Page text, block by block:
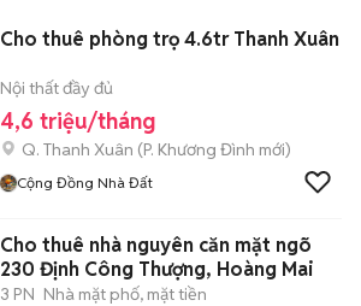
Cho thuê phòng trọ 4.6tr Thanh Xuân
Nội thất đầy đủ
4,6 triệu/tháng
Q. Thanh Xuân (P. Khương Đình mới)
Cộng Đồng Nhà Đất
Cho thuê nhà nguyên căn mặt ngõ
230 Định Công Thượng, Hoàng Mai
3 PN Nhà mặt phố, mặt tiền